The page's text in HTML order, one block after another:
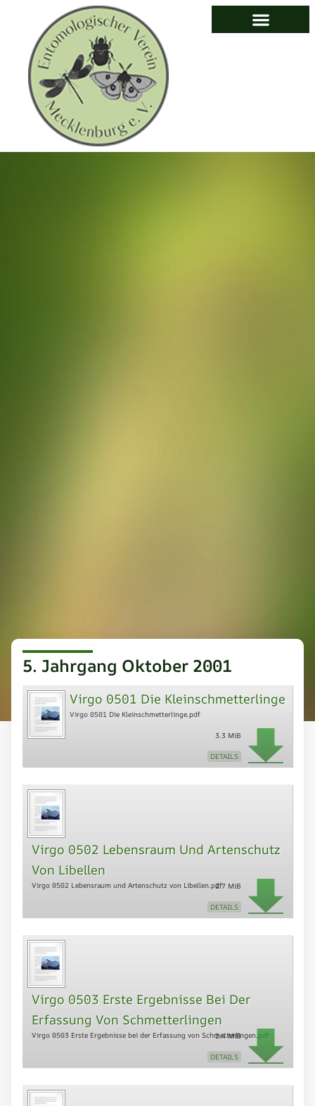
5. Jahrgang Oktober 2001
Virgo 0501 Die Kleinschmetterlinge
Virgo 0501 Die Kleinschmetterlinge.pdf
3.3 MiB
DETAILS
Virgo 0502 Lebensraum Und Artenschutz
Von Libellen
Virgo 0502 Lebensraum und Artenschutz von Libellen.pdf2.7 MiB
DETAILS
Virgo 0503 Erste Ergebnisse Bei Der
Erfassung Von Schmetterlingen
Virgo 0503 Erste Ergebnisse bei der Erfassung von Schmetterlingen.pdf
2.4 MiB
DETAILS